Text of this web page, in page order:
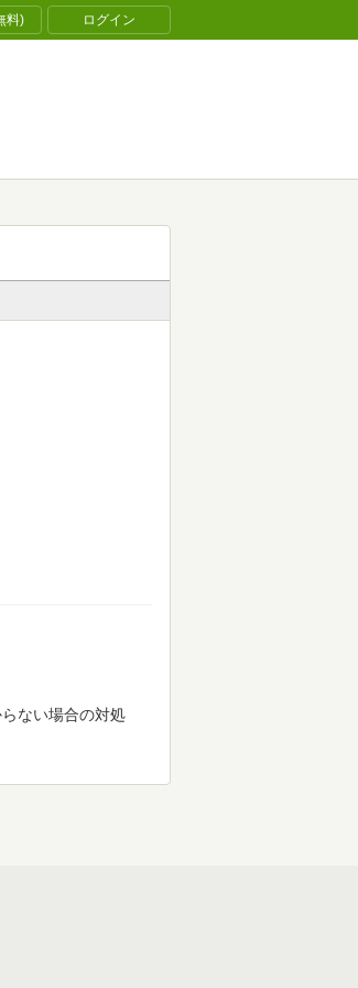
料) ログイン
ない場合の対処